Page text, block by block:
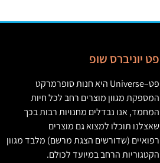
פט יוניברס שופ
פט–
Universe היא חנות סופרמרקט
המספקת מגוון מוצרים רחב לכל חיות
המחמד,אנו נבדלים מחנויות רבות בכך
שאצלנו תוכלו למצוא גם מוצרים
רפואיים (שדורשים הצגת מרשם) מלבד מגוון
הקטגוריות הרחב במיועד לכולם.